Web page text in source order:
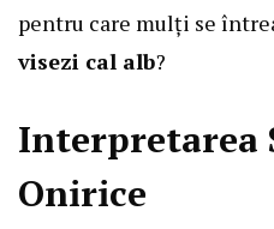
pentru care mulți se
visezi cal alb?
Interpretarea
Onirice